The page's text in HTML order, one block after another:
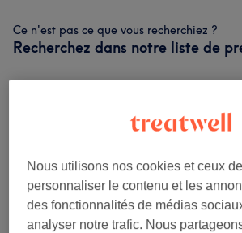
Ce n'est pas ce que vous recherchiez ?
Recherchez dans notre liste de
Beauté Des Pieds (8)
Nail Art (5 )
Nous utilisons nos cookies et ceux
personnaliser le contenu et les
des fonctionnalités de médias
analyser notre trafic. Nous